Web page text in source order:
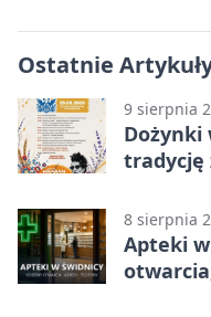
Ostatnie
9 sierpnia
Dożynki
tradycję
8 sierpnia
Apteki